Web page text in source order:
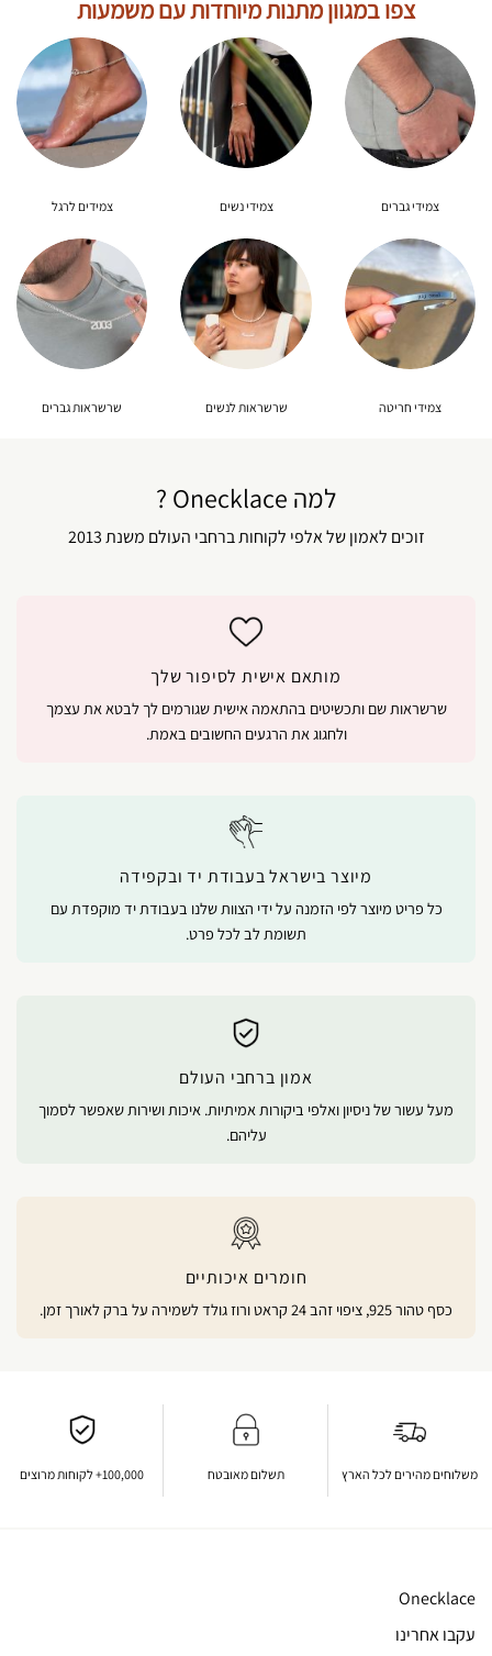
צפו במגוון מתנות מיוחדות עם משמעות
צמידי גברים צמידי נשים צמידים לרגל
צמידי חריטה שרשראות לנשים שרשראות גברים
למה Onecklace ?
זוכים לאמון של אלפי לקוחות ברחבי העולם משנת 2013
מותאם אישית לסיפור שלך
שרשראות שם ותכשיטים בהתאמה אישית שגורמים לך לבטא את עצמך
ולחגוג את הרגעים החשובים באמת.
מיוצר בישראל בעבודת יד ובקפידה
כל פריט מיוצר לפי הזמנה על ידי הצוות שלנו בעבודת יד מוקפדת עם
תשומת לב לכל פרט.
אמון ברחבי העולם
מעל עשור של ניסיון ואלפי ביקורות אמיתיות. איכות ושירות שאפשר לסמוך
עליהם.
חומרים איכותיים
כסף טהור 925, ציפוי זהב 24 קראט ורוז גולד לשמירה על ברק לאורך זמן.
משלוחים מהירים לכל הארץ תשלום מאובטח 100,000+ לקוחות מרוצים
Onecklace
עקבו אחרינו